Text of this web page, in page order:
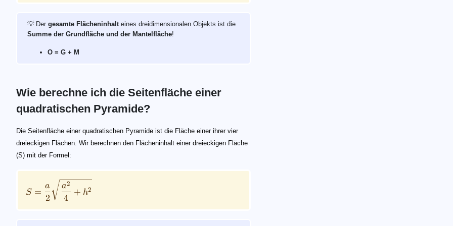
💡 Der gesamte Flächeninhalt eines dreidimensionalen Objekts ist die
Summe der Grundfläche und der Mantelfläche!
O = G + M
Wie berechne ich die Seitenfläche einer
quadratischen Pyramide?
Die Seitenfläche einer quadratischen Pyramide ist die Fläche einer ihrer vier
dreieckigen Flächen. Wir berechnen den Flächeninhalt einer dreieckigen Fläche
(S) mit der Formel:
S = \frac{a}{2} \sqrt{\frac{a^2}{4}+h^2}
S =
2
a
4
a2
+ h2